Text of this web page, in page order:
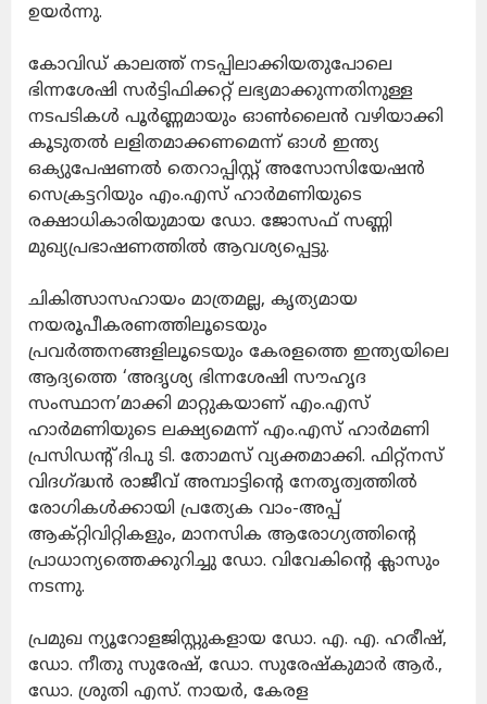
ഉയർന്നു.
കോവിഡ് കാലത്ത് നടപ്പിലാക്കിയതുപോലെ
ഭിന്നശേഷി സർട്ടിഫിക്കറ്റ് ലഭ്യമാക്കുന്നതിനുള്ള
നടപടികൾ പൂർണ്ണമായും ഓൺലൈൻ വഴിയാക്കി
കൂടുതൽ ലളിതമാക്കണമെന്ന് ഓൾ ഇന്ത്യ
ഒക്യുപേഷണൽ തെറാപ്പിസ്റ്റ് അസോസിയേഷൻ
സെക്രട്ടറിയും എം.എസ് ഹാർമണിയുടെ
രക്ഷാധികാരിയുമായ ഡോ. ജോസഫ് സണ്ണി
മുഖ്യപ്രഭാഷണത്തിൽ ആവശ്യപ്പെട്ടു.
ചികിത്സാസഹായം മാത്രമല്ല, കൃത്യമായ
നയരൂപീകരണത്തിലൂടെയും
പ്രവർത്തനങ്ങളിലൂടെയും കേരളത്തെ ഇന്ത്യയിലെ
ആദ്യത്തെ ‘അദൃശ്യ ഭിന്നശേഷി സൗഹൃദ
സംസ്ഥാന’മാക്കി മാറ്റുകയാണ് എം.എസ്
ഹാർമണിയുടെ ലക്ഷ്യമെന്ന് എം.എസ് ഹാർമണി
പ്രസിഡന്റ് ദിപു ടി. തോമസ് വ്യക്തമാക്കി. ഫിറ്റ്‌നസ്
വിദഗ്ദ്ധൻ രാജീവ് അമ്പാട്ടിന്റെ നേതൃത്വത്തിൽ
രോഗികൾക്കായി പ്രത്യേക വാം-അപ്പ്
ആക്റ്റിവിറ്റികളും, മാനസിക ആരോഗ്യത്തിന്റെ
പ്രാധാന്യത്തെക്കുറിച്ചു ഡോ. വിവേകിന്റെ ക്ലാസും
നടന്നു.
പ്രമുഖ ന്യൂറോളജിസ്റ്റുകളായ ഡോ. എ. എ. ഹരീഷ്,
ഡോ. നീതു സുരേഷ്, ഡോ. സുരേഷ്‌കുമാർ ആർ.,
ഡോ. ശ്രുതി എസ്. നായർ, കേരള